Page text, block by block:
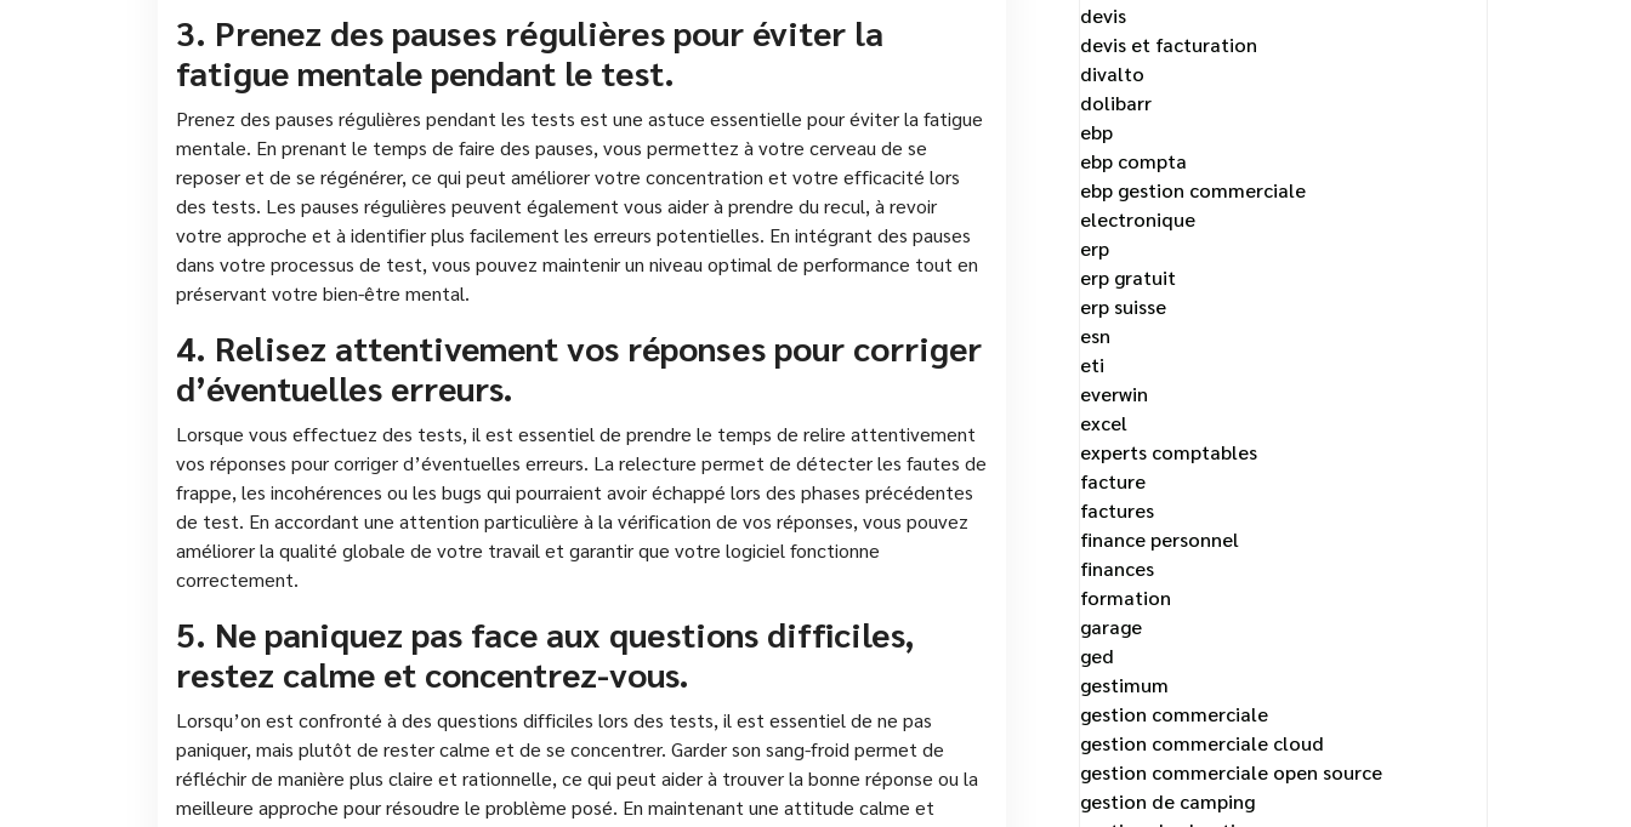
3. Prenez des pauses régulières pour éviter la
fatigue mentale pendant le test.
Prenez des pauses régulières pendant les tests est une astuce essentielle pour éviter la fatigue
mentale. En prenant le temps de faire des pauses, vous permettez à votre cerveau de se
reposer et de se régénérer, ce qui peut améliorer votre concentration et votre efficacité lors
des tests. Les pauses régulières peuvent également vous aider à prendre du recul, à revoir
votre approche et à identifier plus facilement les erreurs potentielles. En intégrant des pauses
dans votre processus de test, vous pouvez maintenir un niveau optimal de performance tout en
préservant votre bien-être mental.
4. Relisez attentivement vos réponses pour corriger
d’éventuelles erreurs.
Lorsque vous effectuez des tests, il est essentiel de prendre le temps de relire attentivement
vos réponses pour corriger d’éventuelles erreurs. La relecture permet de détecter les fautes de
frappe, les incohérences ou les bugs qui pourraient avoir échappé lors des phases précédentes
de test. En accordant une attention particulière à la vérification de vos réponses, vous pouvez
améliorer la qualité globale de votre travail et garantir que votre logiciel fonctionne
correctement.
5. Ne paniquez pas face aux questions difficiles,
restez calme et concentrez-vous.
Lorsqu’on est confronté à des questions difficiles lors des tests, il est essentiel de ne pas
paniquer, mais plutôt de rester calme et de se concentrer. Garder son sang-froid permet de
réfléchir de manière plus claire et rationnelle, ce qui peut aider à trouver la bonne réponse ou la
meilleure approche pour résoudre le problème posé. En maintenant une attitude calme et
devis
devis et facturation
divalto
dolibarr
ebp
ebp compta
ebp gestion commerciale
electronique
erp
erp gratuit
erp suisse
esn
eti
everwin
excel
experts comptables
facture
factures
finance personnel
finances
formation
garage
ged
gestimum
gestion commerciale
gestion commerciale cloud
gestion commerciale open source
gestion de camping